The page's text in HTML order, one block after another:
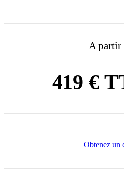
A partir
419 €
Obtenez un